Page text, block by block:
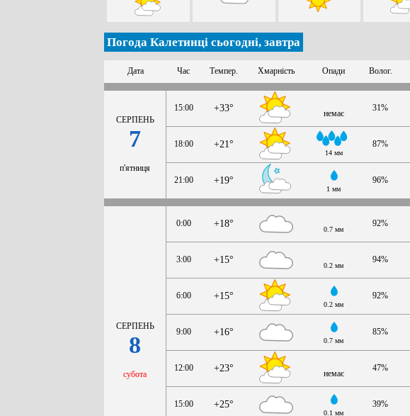
Погода Калетинці сьогодні, завтра
Дата Час Темпер. Хмарність Опади Волог.
СЕРПЕНЬ
7
п'ятниця
15:00 +33° немає
31%
18:00 +21°
14 мм
87%
21:00 +19°
1 мм
96%
СЕРПЕНЬ
8
субота
0:00 +18°
0.7 мм
92%
3:00 +15°
0.2 мм
94%
6:00 +15°
0.2 мм
92%
9:00 +16°
0.7 мм
85%
12:00 +23° немає
47%
15:00 +25°
0.1 мм
39%